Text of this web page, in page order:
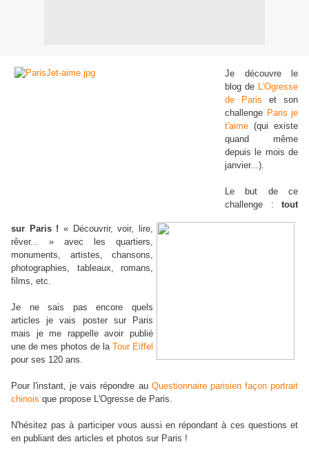
Je découvre le
blog de L'Ogresse
de Paris et son
challenge Paris je
t'aime (qui existe
quand même
depuis le mois de
janvier...).
Le but de ce
challenge : tout
sur Paris ! « Découvrir, voir, lire,
rêver... » avec les quartiers,
monuments, artistes, chansons,
photographies, tableaux, romans,
films, etc.
Je ne sais pas encore quels
articles je vais poster sur Paris
mais je me rappelle avoir publié
une de mes photos de la Tour Eiffel
pour ses 120 ans.
Pour l'instant, je vais répondre au Questionnaire parisien façon portrait
chinois que propose L'Ogresse de Paris.
N'hésitez pas à participer vous aussi en répondant à ces questions et
en publiant des articles et photos sur Paris !